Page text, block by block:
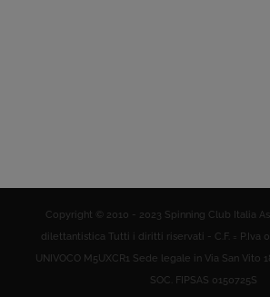
Copyright © 2010 - 2023 Spinning Club Italia
dilettantistica Tutti i diritti riservati - C.F. = P.Iva
UNIVOCO M5UXCR1 Sede legale in Via San Vito
SOC. FIPSAS 0150725S